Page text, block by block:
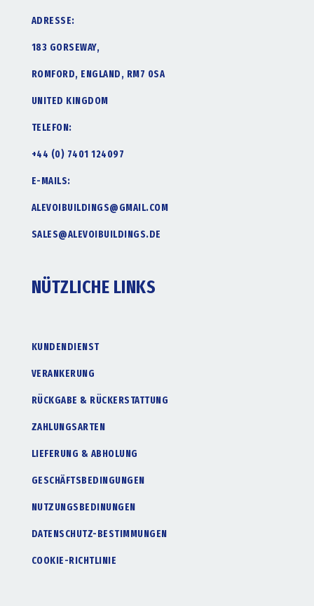
ADRESSE:
183 GORSEWAY,
ROMFORD, ENGLAND, RM7 0SA
UNITED KINGDOM
TELEFON:
+44 (0) 7401 124097
E-MAILS:
ALEVOIBUILDINGS@GMAIL.COM
SALES@ALEVOIBUILDINGS.DE
NÜTZLICHE LINKS
KUNDENDIENST
VERANKERUNG
RÜCKGABE & RÜCKERSTATTUNG
ZAHLUNGSARTEN
LIEFERUNG & ABHOLUNG
GESCHÄFTSBEDINGUNGEN
NUTZUNGSBEDINUNGEN
DATENSCHUTZ-BESTIMMUNGEN
COOKIE-RICHTLINIE